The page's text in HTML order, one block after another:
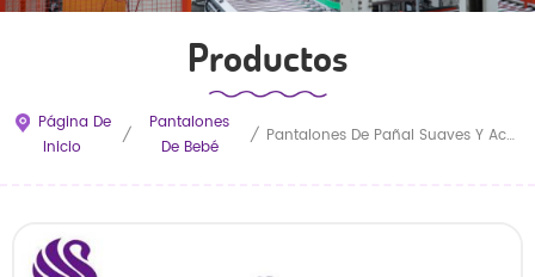
Productos
Página De
Inicio
/
Pantalones
De Bebé
/ Pantalones De Pañal Suaves Y Acogedores Para Bebés